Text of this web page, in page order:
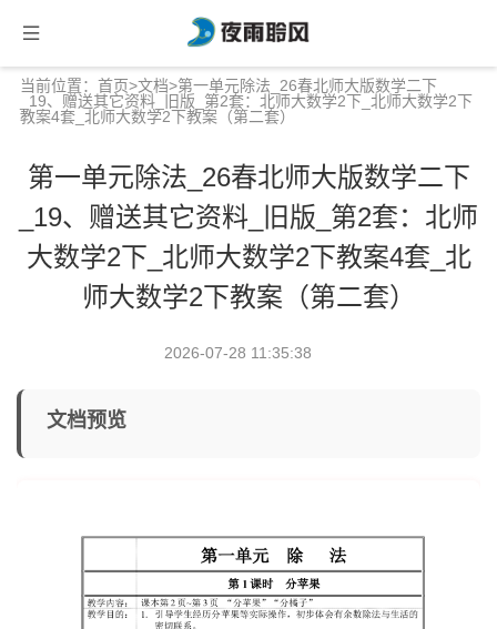
当前位置： 首页>文档>第一单元除法_26春北师大版数学二下
_19、赠送其它资料_旧版_第2套：北师大数学2下_北师大数学2下
教案4套_北师大数学2下教案（第二套）
第一单元除法_26春北师大版数学二下
_19、赠送其它资料_旧版_第2套：北师
大数学2下_北师大数学2下教案4套_北
师大数学2下教案（第二套）
2026-07-28 11:35:38
文档预览